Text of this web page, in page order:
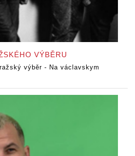
VÝBĚRU
výběr - Na václavskym